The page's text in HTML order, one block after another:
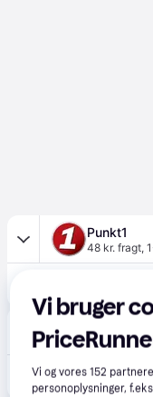
Punkt1
48 kr. fragt,
POWER
49 kr. fragt,
Canon Eos 2000D
Vi bruger
Vi og vores152
personoplysninger,